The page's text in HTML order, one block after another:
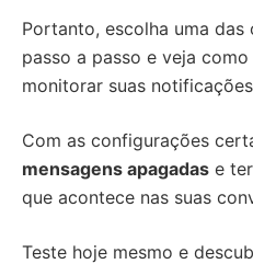
Portanto, escolha uma
passo a passo e veja
monitorar suas
Com as configurações
mensagens apagadas e
que acontece nas suas
Teste hoje mesmo e